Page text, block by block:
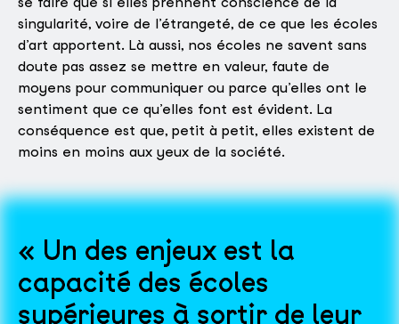
singularité, voire de l’étrangeté, de ce que les écoles
d’art apportent. Là aussi, nos écoles ne savent sans
doute pas assez se mettre en valeur, faute de
moyens pour communiquer ou parce qu’elles ont le
sentiment que ce qu’elles font est évident. La
conséquence est que, petit à petit, elles existent de
moins en moins aux yeux de la société.
Un des enjeux est la
capacité des écoles
supérieures à sortir de leur